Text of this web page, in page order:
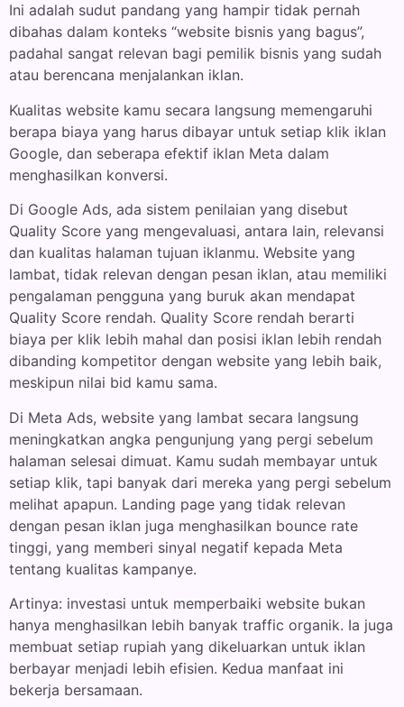
Ini adalah sudut pandang yang hampir tidak pernah
dibahas dalam konteks “website bisnis yang bagus”,
padahal sangat relevan bagi pemilik bisnis yang sudah
atau berencana menjalankan iklan.
Kualitas website kamu secara langsung memengaruhi
berapa biaya yang harus dibayar untuk setiap klik iklan
Google, dan seberapa efektif iklan Meta dalam
menghasilkan konversi.
Di Google Ads, ada sistem penilaian yang disebut
Quality Score yang mengevaluasi, antara lain, relevansi
dan kualitas halaman tujuan iklanmu. Website yang
lambat, tidak relevan dengan pesan iklan, atau memiliki
pengalaman pengguna yang buruk akan mendapat
Quality Score rendah. Quality Score rendah berarti
biaya per klik lebih mahal dan posisi iklan lebih rendah
dibanding kompetitor dengan website yang lebih baik,
meskipun nilai bid kamu sama.
Di Meta Ads, website yang lambat secara langsung
meningkatkan angka pengunjung yang pergi sebelum
halaman selesai dimuat. Kamu sudah membayar untuk
setiap klik, tapi banyak dari mereka yang pergi sebelum
melihat apapun. Landing page yang tidak relevan
dengan pesan iklan juga menghasilkan bounce rate
tinggi, yang memberi sinyal negatif kepada Meta
tentang kualitas kampanye.
Artinya: investasi untuk memperbaiki website bukan
hanya menghasilkan lebih banyak traffic organik. Ia juga
membuat setiap rupiah yang dikeluarkan untuk iklan
berbayar menjadi lebih efisien. Kedua manfaat ini
bekerja bersamaan.